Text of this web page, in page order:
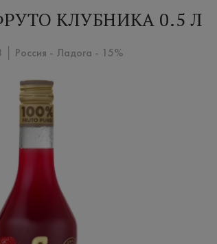
КЛУБНИКА 0.5 Л
│ Россия - Ладога - 15%